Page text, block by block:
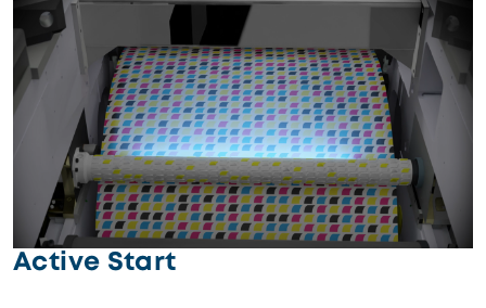
Active Start